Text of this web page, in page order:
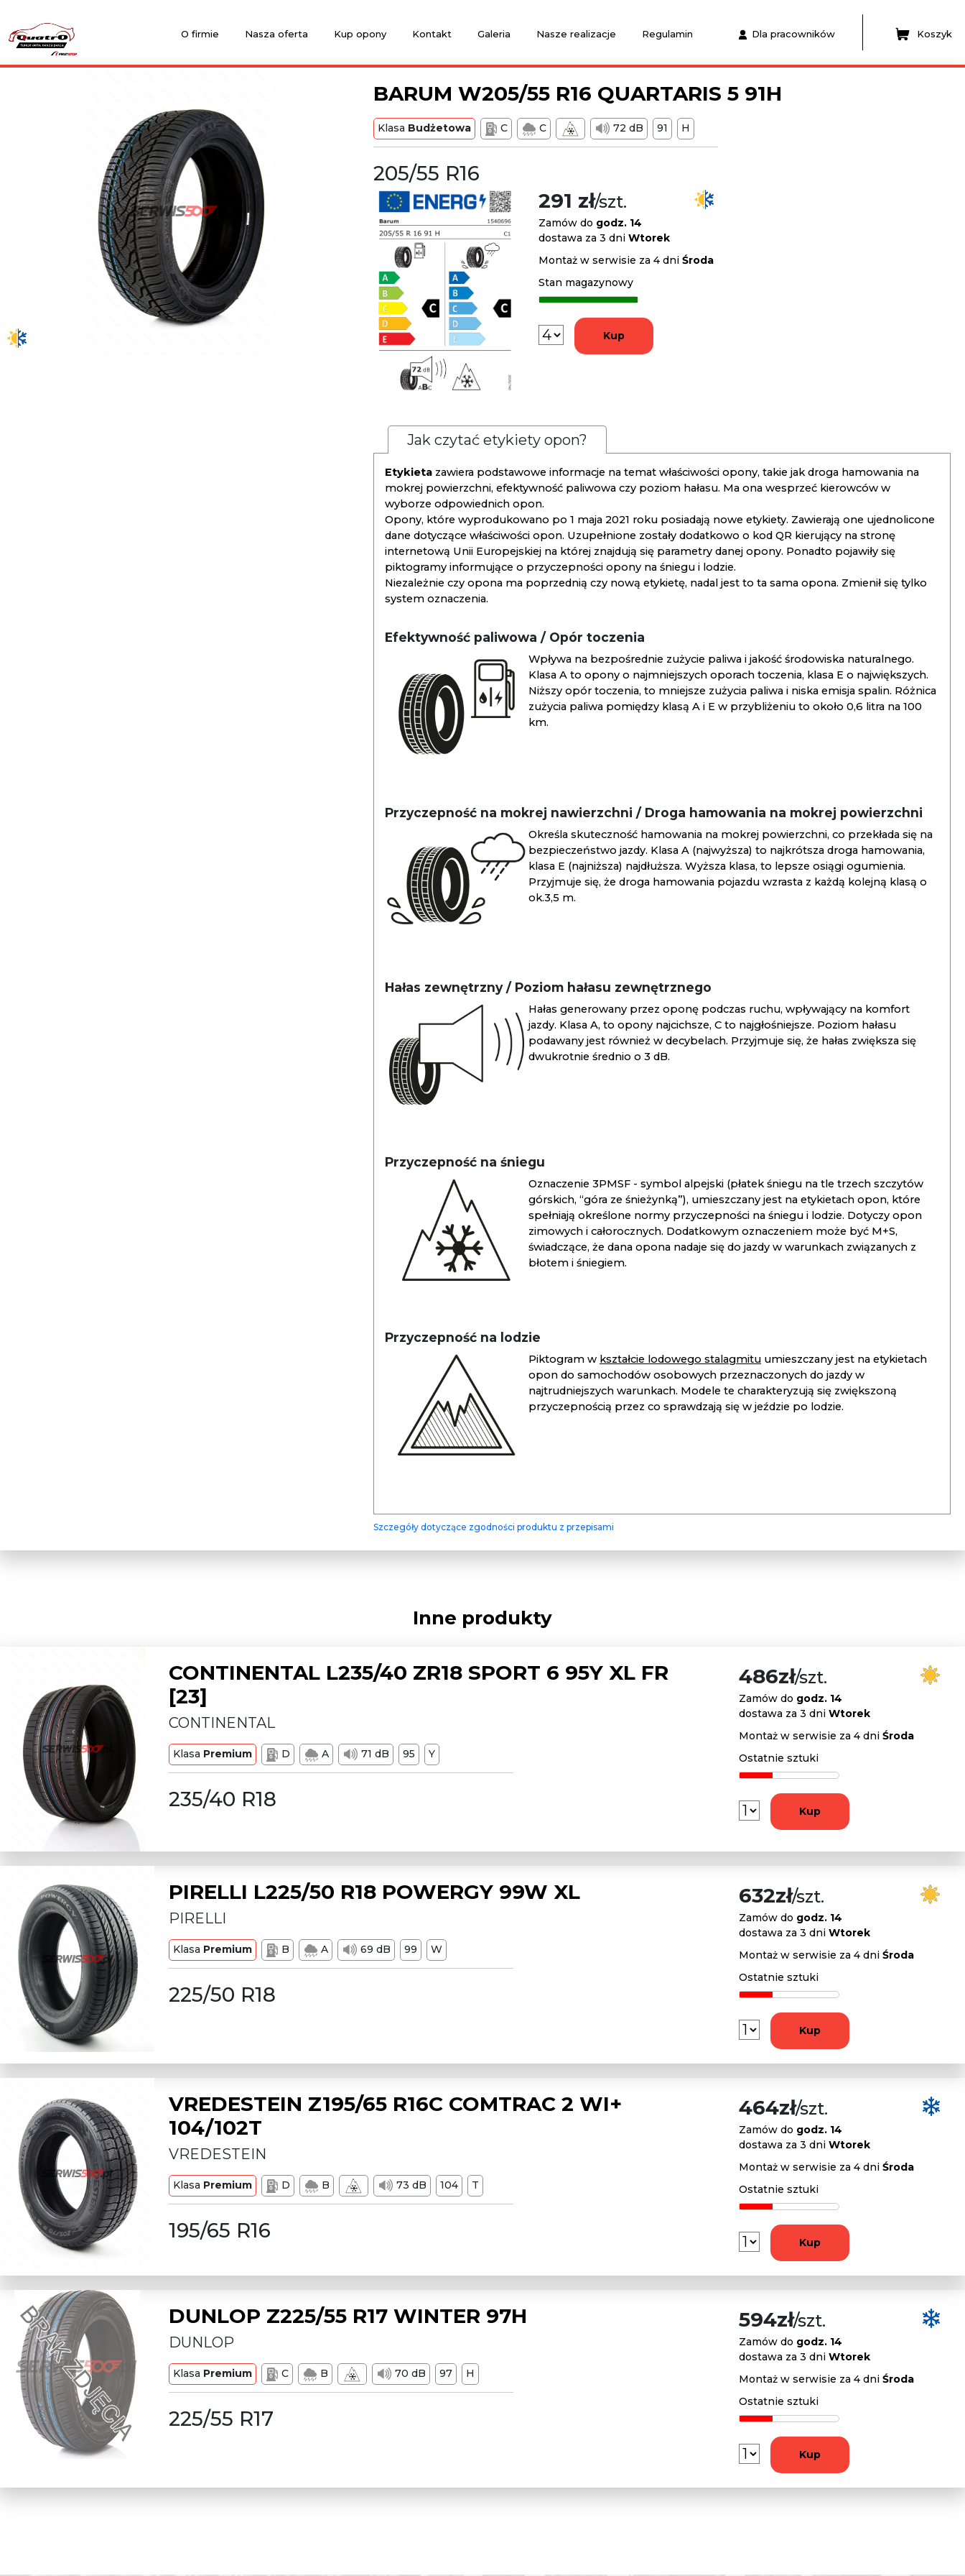
O firmie Nasza oferta Kup opony Kontakt Galeria Nasze realizacje Regulamin Dla pracowników Koszyk
BARUM W205/55 R16 QUARTARIS 5 91H
Klasa Budżetowa C C 72 dB 91 H
205/55 R16
291 zł/szt.
Zamów do godz. 14
dostawa za 3 dni Wtorek
Montaż w serwisie za 4 dni Środa
Stan magazynowy
Kup
Jak czytać etykiety opon?
Etykieta zawiera podstawowe informacje na temat właściwości opony, takie jak droga hamowania na
mokrej powierzchni, efektywność paliwowa czy poziom hałasu. Ma ona wesprzeć kierowców w
wyborze odpowiednich opon.
Opony, które wyprodukowano po 1 maja 2021 roku posiadają nowe etykiety. Zawierają one ujednolicone
dane dotyczące właściwości opon. Uzupełnione zostały dodatkowo o kod QR kierujący na stronę
internetową Unii Europejskiej na której znajdują się parametry danej opony. Ponadto pojawiły się
piktogramy informujące o przyczepności opony na śniegu i lodzie.
Niezależnie czy opona ma poprzednią czy nową etykietę, nadal jest to ta sama opona. Zmienił się tylko
system oznaczenia.
Efektywność paliwowa / Opór toczenia
Wpływa na bezpośrednie zużycie paliwa i jakość środowiska naturalnego.
Klasa A to opony o najmniejszych oporach toczenia, klasa E o największych.
Niższy opór toczenia, to mniejsze zużycia paliwa i niska emisja spalin. Różnica
zużycia paliwa pomiędzy klasą A i E w przybliżeniu to około 0,6 litra na 100
km.
Przyczepność na mokrej nawierzchni / Droga hamowania na mokrej powierzchni
Określa skuteczność hamowania na mokrej powierzchni, co przekłada się na
bezpieczeństwo jazdy. Klasa A (najwyższa) to najkrótsza droga hamowania,
klasa E (najniższa) najdłuższa. Wyższa klasa, to lepsze osiągi ogumienia.
Przyjmuje się, że droga hamowania pojazdu wzrasta z każdą kolejną klasą o
ok.3,5 m.
Hałas zewnętrzny / Poziom hałasu zewnętrznego
Hałas generowany przez oponę podczas ruchu, wpływający na komfort
jazdy. Klasa A, to opony najcichsze, C to najgłośniejsze. Poziom hałasu
podawany jest również w decybelach. Przyjmuje się, że hałas zwiększa się
dwukrotnie średnio o 3 dB.
Przyczepność na śniegu
Oznaczenie 3PMSF - symbol alpejski (płatek śniegu na tle trzech szczytów
górskich, “góra ze śnieżynką”), umieszczany jest na etykietach opon, które
spełniają określone normy przyczepności na śniegu i lodzie. Dotyczy opon
zimowych i całorocznych. Dodatkowym oznaczeniem może być M+S,
świadczące, że dana opona nadaje się do jazdy w warunkach związanych z
błotem i śniegiem.
Przyczepność na lodzie
Piktogram w kształcie lodowego stalagmitu umieszczany jest na etykietach
opon do samochodów osobowych przeznaczonych do jazdy w
najtrudniejszych warunkach. Modele te charakteryzują się zwiększoną
przyczepnością przez co sprawdzają się w jeździe po lodzie.
Szczegóły dotyczące zgodności produktu z przepisami
Inne produkty
CONTINENTAL L235/40 ZR18 SPORT 6 95Y XL FR
[23]
CONTINENTAL
Klasa Premium D A 71 dB 95 Y
235/40 R18
486zł/szt.
Zamów do godz. 14
dostawa za 3 dni Wtorek
Montaż w serwisie za 4 dni Środa
Ostatnie sztuki
Kup
PIRELLI L225/50 R18 POWERGY 99W XL
PIRELLI
Klasa Premium B A 69 dB 99 W
225/50 R18
632zł/szt.
Zamów do godz. 14
dostawa za 3 dni Wtorek
Montaż w serwisie za 4 dni Środa
Ostatnie sztuki
Kup
VREDESTEIN Z195/65 R16C COMTRAC 2 WI+
104/102T
VREDESTEIN
Klasa Premium D B 73 dB 104 T
195/65 R16
464zł/szt.
Zamów do godz. 14
dostawa za 3 dni Wtorek
Montaż w serwisie za 4 dni Środa
Ostatnie sztuki
Kup
DUNLOP Z225/55 R17 WINTER 97H
DUNLOP
Klasa Premium C B 70 dB 97 H
225/55 R17
594zł/szt.
Zamów do godz. 14
dostawa za 3 dni Wtorek
Montaż w serwisie za 4 dni Środa
Ostatnie sztuki
Kup